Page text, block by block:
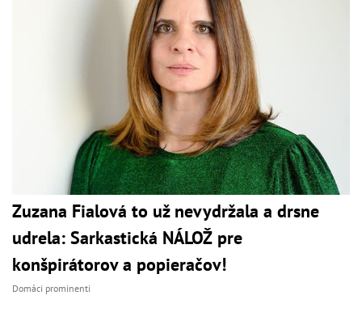
Zuzana Fialová to už nevydržala a drsne
udrela: Sarkastická NÁLOŽ pre
konšpirátorov a popieračov!
Domáci prominenti